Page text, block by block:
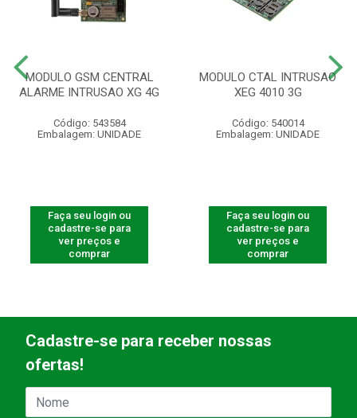
MODULO GSM CENTRAL
ALARME INTRUSAO XG 4G
Código: 543584
Embalagem: UNIDADE
Faça seu login ou
cadastre-se para
ver preços e
comprar
MODULO CTAL INTRUSAO
XEG 4010 3G
Código: 540014
Embalagem: UNIDADE
Faça seu login ou
cadastre-se para
ver preços e
comprar
Cadastre-se para receber nossas
ofertas!